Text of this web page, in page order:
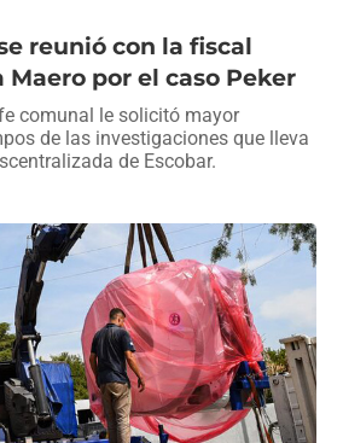
reunió con la fiscal
por el caso Peker
comunal le solicitó mayor
de las investigaciones que lleva
de Escobar.